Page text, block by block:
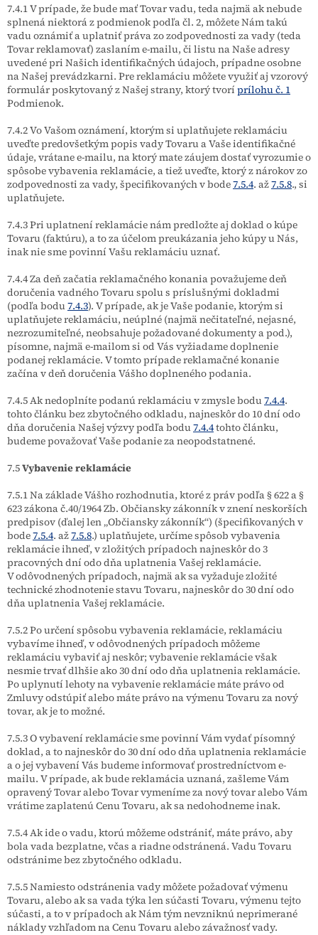
7.4.1 V prípade, že bude mať Tovar vadu, teda najmä ak nebude
splnená niektorá z podmienok podľa čl. 2, môžete Nám takú
vadu oznámiť a uplatniť práva zo zodpovednosti za vady (teda
Tovar reklamovať) zaslaním e-mailu, či listu na Naše adresy
uvedené pri Našich identifikačných údajoch, prípadne osobne
na Našej prevádzkarni. Pre reklamáciu môžete využiť aj vzorový
formulár poskytovaný z Našej strany, ktorý tvorí prílohu č. 1
Podmienok.
7.4.2 Vo Vašom oznámení, ktorým si uplatňujete reklamáciu
uveďte predovšetkým popis vady Tovaru a Vaše identifikačné
údaje, vrátane e-mailu, na ktorý mate záujem dostať vyrozumie o
spôsobe vybavenia reklamácie, a tiež uveďte, ktorý z nárokov zo
zodpovednosti za vady, špecifikovaných v bode7.5.4. až7.5.8., si
uplatňujete.
7.4.3 Pri uplatnení reklamácie nám predložte aj doklad o kúpe
Tovaru (faktúru), a to za účelom preukázania jeho kúpy u Nás,
inak nie sme povinní Vašu reklamáciu uznať.
7.4.4 Za deň začatia reklamačného konania považujeme deň
doručenia vadného Tovaru spolu s príslušnými dokladmi
(podľa bodu7.4.3). V prípade, ak je Vaše podanie, ktorým si
uplatňujete reklamáciu, neúplné (najmä nečitateľné, nejasné,
nezrozumiteľné, neobsahuje požadované dokumenty a pod.),
písomne, najmä e-mailom si od Vás vyžiadame doplnenie
podanej reklamácie. V tomto prípade reklamačné konanie
začína v deň doručenia Vášho doplneného podania.
7.4.5 Ak nedoplníte podanú reklamáciu v zmysle bodu7.4.4.
tohto článku bez zbytočného odkladu, najneskôr do 10 dní odo
dňa doručenia Našej výzvy podľa bodu7.4.4tohto článku,
budeme považovať Vaše podanie za neopodstatnené.
7.5Vybavenie reklamácie
7.5.1 Na základe Vášho rozhodnutia, ktoré z práv podľa § 622 a §
623 zákona č.40/1964 Zb. Občiansky zákonník v znení neskorších
predpisov (ďalej len „Občiansky zákonník“) (špecifikovaných v
bode7.5.4. až7.5.8.) uplatňujete, určíme spôsob vybavenia
reklamácie ihneď, v zložitých prípadoch najneskôr do 3
pracovných dní odo dňa uplatnenia Vašej reklamácie.
V odôvodnených prípadoch, najmä ak sa vyžaduje zložité
technické zhodnotenie stavu Tovaru, najneskôr do 30 dní odo
dňa uplatnenia Vašej reklamácie.
7.5.2 Po určení spôsobu vybavenia reklamácie, reklamáciu
vybavíme ihneď, v odôvodnených prípadoch môžeme
reklamáciu vybaviť aj neskôr; vybavenie reklamácie však
nesmie trvať dlhšie ako 30 dní odo dňa uplatnenia reklamácie.
Po uplynutí lehoty na vybavenie reklamácie máte právo od
Zmluvy odstúpiť alebo máte právo na výmenu Tovaru za nový
tovar, ak je to možné.
7.5.3 O vybavení reklamácie sme povinní Vám vydať písomný
doklad, a to najneskôr do 30 dní odo dňa uplatnenia reklamácie
a o jej vybavení Vás budeme informovať prostredníctvom e-
mailu. V prípade, ak bude reklamácia uznaná, zašleme Vám
opravený Tovar alebo Tovar vymeníme za nový tovar alebo Vám
vrátime zaplatenú Cenu Tovaru, ak sa nedohodneme inak.
7.5.4 Ak ide o vadu, ktorú môžeme odstrániť, máte právo, aby
bola vada bezplatne, včas a riadne odstránená. Vadu Tovaru
odstránime bez zbytočného odkladu.
7.5.5 Namiesto odstránenia vady môžete požadovať výmenu
Tovaru, alebo ak sa vada týka len súčasti Tovaru, výmenu tejto
súčasti, a to v prípadoch ak Nám tým nevzniknú neprimerané
náklady vzhľadom na Cenu Tovaru alebo závažnosť vady.